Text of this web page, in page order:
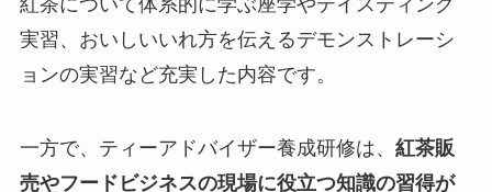
実習、おいしいいれ方を伝えるデモンストレーシ
ョンの実習など充実した内容です。
一方で、ティーアドバイザー養成研修は、 紅茶販
売やフードビジネスの現場に役立つ知識の習得が